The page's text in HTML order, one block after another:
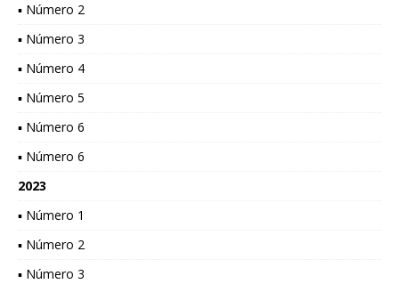
▪ Número 2
▪ Número 3
▪ Número 4
▪ Número 5
▪ Número 6
▪ Número 6
2023
▪ Número 1
▪ Número 2
▪ Número 3